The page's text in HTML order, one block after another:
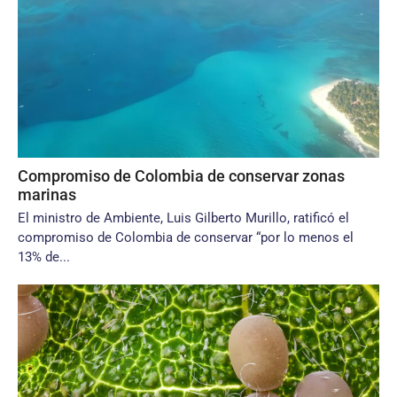
Compromiso de Colombia de conservar zonas
marinas
El ministro de Ambiente, Luis Gilberto Murillo, ratificó el
compromiso de Colombia de conservar “por lo menos el
13% de...